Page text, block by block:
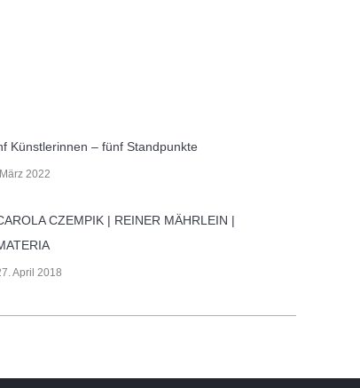
Künstlerinnen – fünf Standpunkte
2022
CZEMPIK | REINER MÄHRLEIN |
April 2018